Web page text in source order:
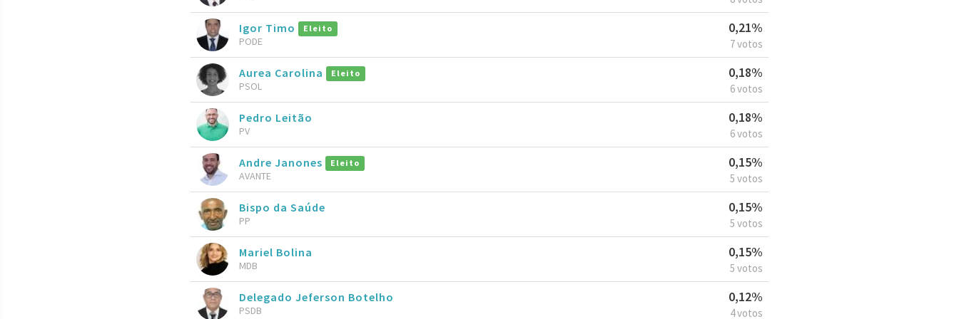
Igor Timo Eleito
PODE
0,21%
7 votos
Aurea Carolina Eleito
PSOL
0,18%
6 votos
Pedro Leitão
PV
0,18%
6 votos
Andre Janones Eleito
AVANTE
0,15%
5 votos
Bispo da Saúde
PP
0,15%
5 votos
Mariel Bolina
MDB
0,15%
5 votos
Delegado Jeferson Botelho
PSDB
0,12%
4 votos